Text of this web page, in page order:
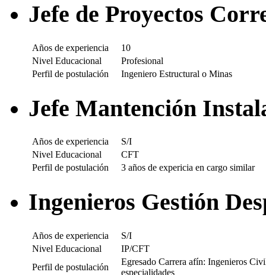
Jefe de Proyectos
Años de experiencia
10
Nivel Educacional
Profesional
Perfil de postulación
Ingeniero Estructural o Minas
Jefe Mantención
Años de experiencia
S/I
Nivel Educacional
CFT
Perfil de postulación
3 años de expericia en cargo similar
Ingenieros Gestión
Años de experiencia
S/I
Nivel Educacional
IP/CFT
Perfil de postulación
Egresado Carrera afín: Ingenieros
especialidades